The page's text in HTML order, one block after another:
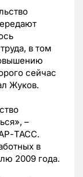
в том
сейчас
Жуков.
–
ТАСС.
в
2009 года.